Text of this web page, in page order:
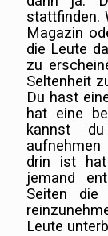
stattfinden.
Magazin
die Leute
zu
Seltenheit
Du hast
hat eine
kannst
drin ist
jemand
Seiten
Leute